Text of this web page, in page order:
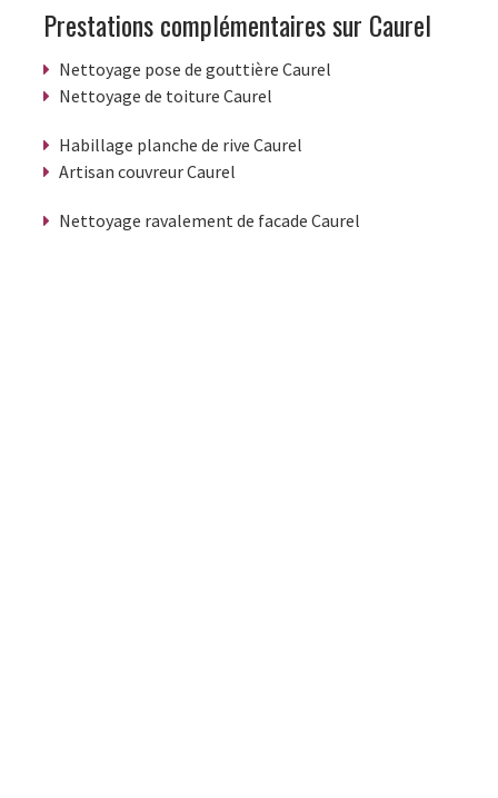
Prestations complémentaires sur Caurel
Nettoyage pose de gouttière Caurel
Nettoyage de toiture Caurel
Habillage planche de rive Caurel
Artisan couvreur Caurel
Nettoyage ravalement de facade Caurel